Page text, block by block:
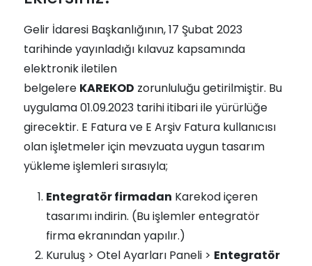
Gelir İdaresi Başkanlığının, 17 Şubat 2023
tarihinde yayınladığı kılavuz kapsamında
elektronik iletilen
belgelere KAREKOD zorunluluğu getirilmiştir. Bu
uygulama 01.09.2023 tarihi itibari ile yürürlüğe
girecektir. E Fatura ve E Arşiv Fatura kullanıcısı
olan işletmeler için mevzuata uygun tasarım
yükleme işlemleri sırasıyla;
Entegratör firmadan Karekod içeren
tasarımı indirin. (Bu işlemler entegratör
firma ekranından yapılır.)
Kuruluş > Otel Ayarları Paneli > Entegratör